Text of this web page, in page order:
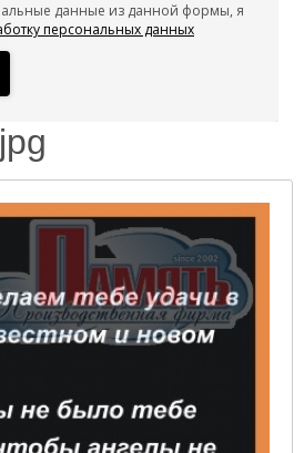
данные из данной формы, я
персональных данных